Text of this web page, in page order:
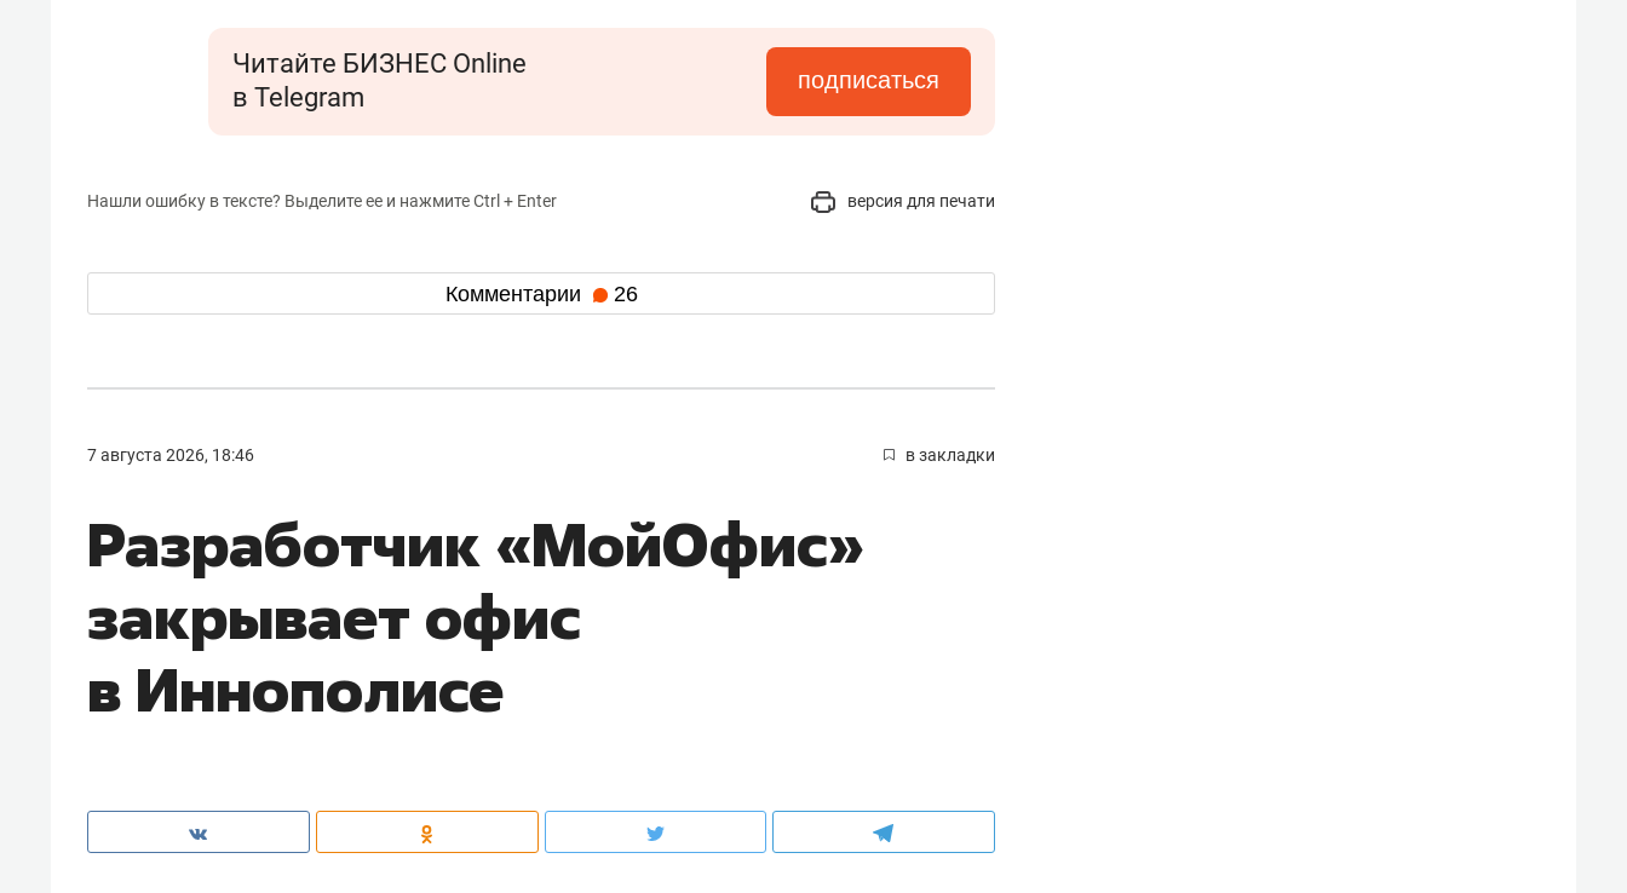
Читайте БИЗНЕС Online
в Telegram
подписаться
Нашли ошибку в тексте? Выделите ее и нажмите Ctrl + Enter версия для печати
Комментарии 26
7 августа 2026, 18:46 в закладки
Разработчик «МойОфис»
закрывает офис
в Иннополисе